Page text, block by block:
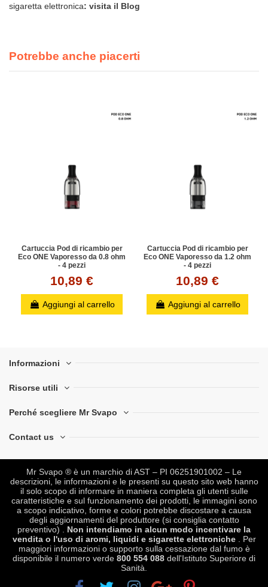
sigaretta elettronica: visita il Blog
Potrebbe anche piacerti
Cartuccia Pod di ricambio per
Eco ONE Vaporesso da 0.8 ohm
- 4 pezzi
10,89 €
Aggiungi al carrello
Cartuccia Pod di ricambio per
Eco ONE Vaporesso da 1.2 ohm
- 4 pezzi
10,89 €
Aggiungi al carrello
Informazioni
Risorse utili
Perché scegliere Mr Svapo
Contact us
Mr Svapo ® è un marchio di AST – PI 06251901002 – Le
descrizioni, le informazioni e le presenti su questo sito web hanno
il solo scopo di informare in maniera completa gli utenti sulle
caratteristiche e sul funzionamento dei prodotti, le immagini sono
a scopo indicativo, forme e colori potrebbe discostare a causa
degli aggiornamenti del produttore (si consiglia contatto
preventivo) . Non intendiamo in alcun modo incentivare la
vendita o l'uso di aromi, liquidi e sigarette elettroniche. Per
maggiori informazioni o supporto sulla cessazione dal fumo è
disponibile il numero verde 800 554 088 dell'Istituto Superiore di
Sanità.